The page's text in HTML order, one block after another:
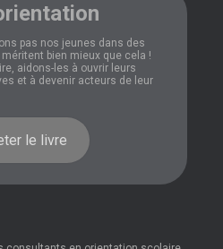
pas nos jeunes dans des
bien mieux que cela !
aidons-les à ouvrir leurs
et à devenir acteurs de leur
le livre